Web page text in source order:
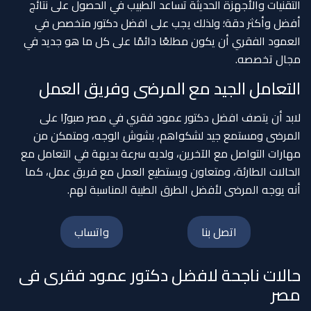
التقنيات والأجهزة الحديثة تساعد الطبيب في الحصول على نتائج
أفضل وأكثر دقة؛ ولذلك يجب على افضل دكتور متخصص في
العمود الفقري أن يكون مطلعًا دائمًا على كل ما هو جديد في
مجال تخصصه.
التعامل الجيد مع المرضى وفريق العمل
لابد أن يتصف افضل دكتور عمود فقري في مصر صبورًا على
المرضى ومستمع جيد لشكواهم، بشوش الوجه، ومتمكن من
مهارات التواصل مع الآخرين، ولديه سرعة بديهة في التعامل مع
الحالات الطارئة، ومتعاون ويستطيع العمل مع فريق عمل، كما
أنه يوجه المرضى لأفضل الطرق الطبية المناسبة لهم.
اتصل بنا واتساب
حالات ناجحة لافضل دكتور عمود فقرى فى
مصر